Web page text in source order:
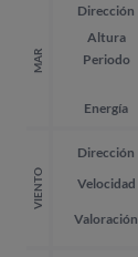
MAR
Dirección
Altura
Periodo
Energía
VIENTO
Dirección
Velocidad
Valoración